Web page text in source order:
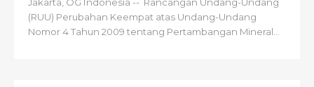
Jakarta, OG Indonesia -- Rancangan Undang-Undang
(RUU) Perubahan Keempat atas Undang-Undang
Nomor 4 Tahun 2009 tentang Pertambangan Mineral...